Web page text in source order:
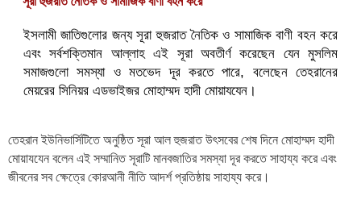
ইসলামী জাতিগুলোর জন্য সূরা হুজরাত নৈতিক ও সামাজিক বাণী বহন করে
এবং সর্বশক্তিমান আল্লাহ এই সূরা অবতীর্ণ করেছেন যেন মুসলিম
সমাজগুলো সমস্যা ও মতভেদ দূর করতে পারে, বলেছেন তেহরানের
মেয়রের সিনিয়র এডভাইজর মোহাম্মদ হাদী মোয়াযযেন।
তেহরান ইউনিভার্সিটিতে অনুষ্ঠিত সূরা আল হুজরাত উৎসবের শেষ দিনে মোহাম্মদ হাদী
মোয়াযযেন বলেন এই সম্মানিত সূরাটি মানবজাতির সমস্যা দূর করতে সাহায্য করে এবং
জীবনের সব ক্ষেত্রে কোরআনী নীতি আদর্শ প্রতিষ্ঠায় সাহায্য করে।